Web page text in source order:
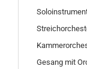
Gesang mit